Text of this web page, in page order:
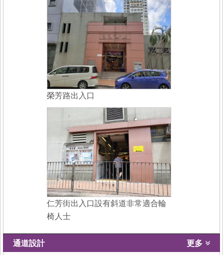
榮芳路出入口
仁芳街出入口設有斜道非常適合輪
椅人士
通道設計 更多